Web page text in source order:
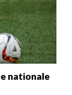
nationale